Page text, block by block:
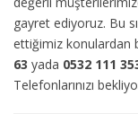
gayret ediyoruz. Bu
ettiğimiz konulardan
63 yada 0532 111
Telefonlarınızı